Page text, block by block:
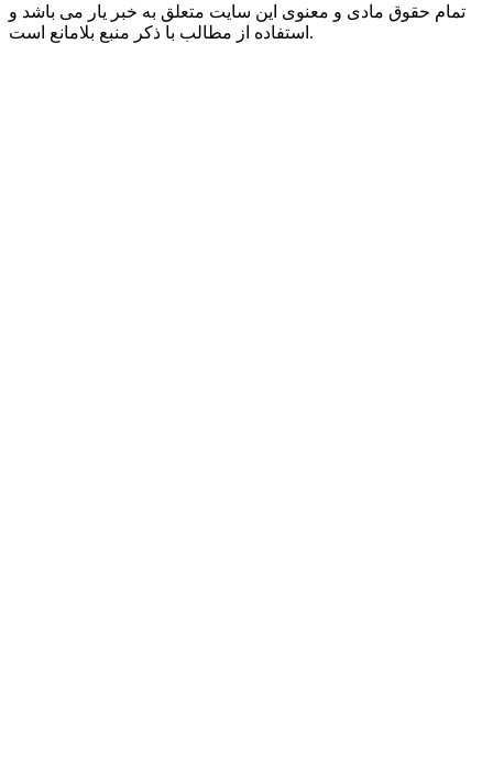
تمام حقوق مادی و معنوی این سایت متعلق به خبر یار می باشد و
استفاده از مطالب با ذکر منبع بلامانع است.